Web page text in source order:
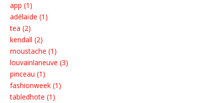
app (1)
adélaïde (1)
tea (2)
kendall (2)
moustache (1)
louvainlaneuve (3)
pinceau (1)
fashionweek (1)
tabledhote (1)